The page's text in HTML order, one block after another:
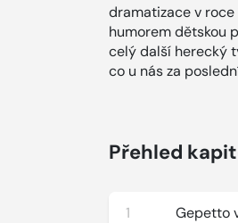
dramatizace v
humorem dětskou
celý další herecký
co u nás za
Přehled
1 Gepetto